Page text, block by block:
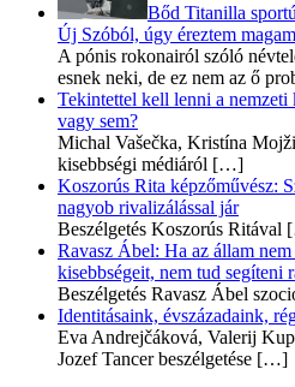
Bőd Titanilla
Új Szóból, úgy éreztem
A pónis rokonairól szóló
esnek neki, de ez nem az ő
Tekintettel kell lenni a nemzeti
vagy sem?
Michal Vašečka, Kristína
kisebbségi médiáról […]
Koszorús Rita képzőművész:
nagyob rivalizálással jár
Beszélgetés Koszorús Ritával
Ravasz Ábel: Ha az állam
kisebbségeit, nem tud segíteni
Beszélgetés Ravasz Ábel
Identitásaink, évszázadaink,
Eva Andrejčáková, Valerij
Jozef Tancer beszélgetése […]